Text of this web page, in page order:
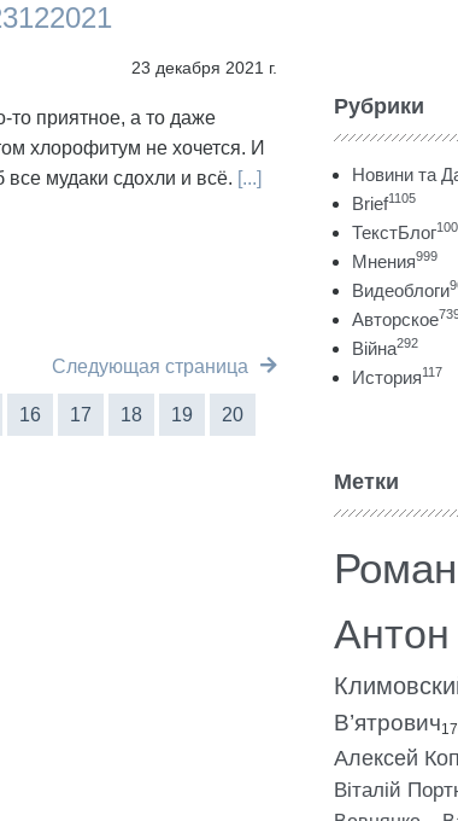
23 декабря 2021 г.
то приятное, а то даже
хлорофитум не хочется. И
все мудаки сдохли и всё. [...]
Следующая страница
16 17 18 19 20
Рубрики
Новини та
Brief1105
ТекстБлог
Мнения999
Видеоблоги
Авторское
Війна292
История117
Метки
В’ятрович
Алексей
Віталій